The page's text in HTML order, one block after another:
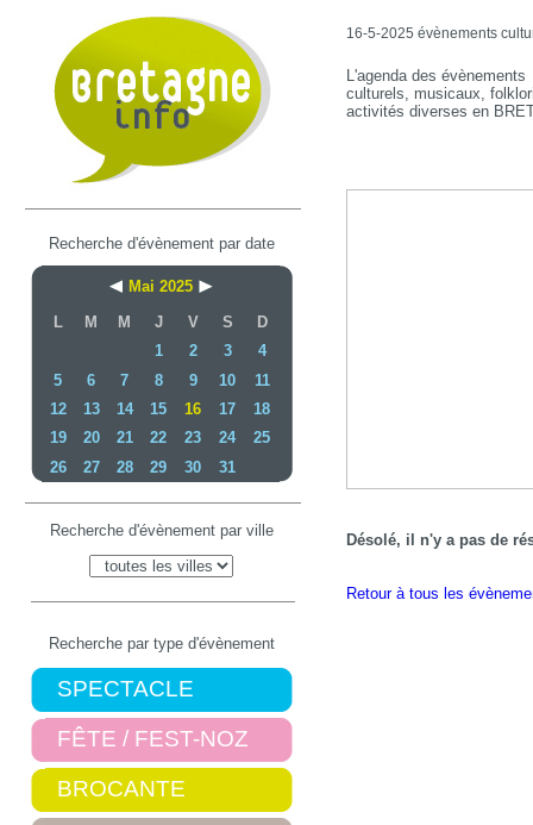
16-5-2025 évènements
L'agenda des évènements
culturels, musicaux,
activités diverses en
Recherche d'évènement par date
Mai 2025
L
M M J V S
D
1
2 3
4
5
6 7 8 9 10
11
12
13 14 15 16 17
18
19
20 21 22 23 24
25
26
27 28 29 30 31
Recherche d'évènement par ville
Recherche par type d'évènement
SPECTACLE
FÊTE / FEST-NOZ
BROCANTE
Désolé, il n'y a pas de
Retour à tous les